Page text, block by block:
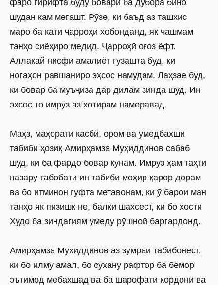
фаро гирифта буду боварӣ ба дубора бино
шудан кам мегашт. Рӯзе, ки баъд аз ташхис
маро ба кати ҷарроҳӣ хобонданд, як чашмам
танҳо сиёҳиро медид. Ҷарроҳӣ оғоз ёфт.
Аллакай нисфи амалиёт гузашта буд, ки
ногаҳон равшаниро эҳсос намудам. Лаҳзае буд,
ки бовар ба муъҷиза дар дилам зинда шуд. Ин
эҳсос то имрӯз аз хотирам намеравад.
Маҳз, маҳорати касбӣ, ором ва умедбахши
табиби ҳозиқ Амирҳамза Муҳиддинов сабаб
шуд, ки ба фардо бовар кунам. Имрӯз ҳам таҳти
назару табобати ин табиби моҳир қарор дорам
ва бо итминон гуфта метавонам, ки ӯ барои ман
танҳо як пизишк не, балки шахсест, ки бо хости
Худо ба зиндагиям умеду рӯшноӣ баргардонд.
Амирҳамза Муҳиддинов аз зумраи табибонест,
ки бо илму амал, бо сухану рафтор ба бемор
эътимод мебахшад ва ба шарофати кордонӣ ва